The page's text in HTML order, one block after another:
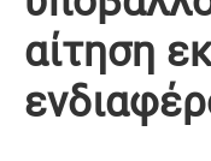
αίτηση